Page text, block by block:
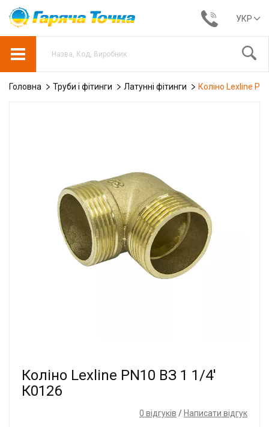
УКР
Головна Труби і фітинги Латунні фітинги Коліно Lexline
Коліно Lexline PN10 ВЗ 1 1/4'
К0126
0 відгуків / Написати відгук